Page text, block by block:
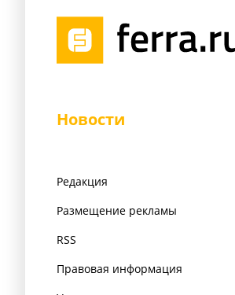
Новости
Редакция
Размещение рекламы
RSS
Правовая информация